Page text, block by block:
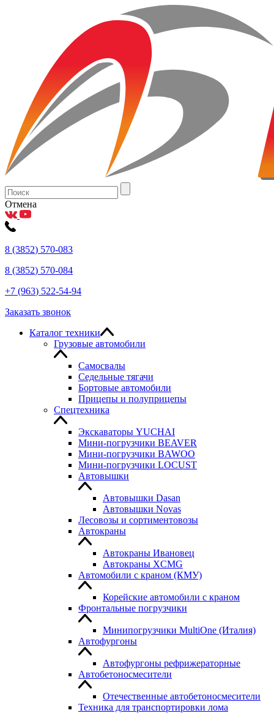
Отмена
8 (3852) 570-083
8 (3852) 570-084
+7 (963) 522-54-94
Заказать звонок
Каталог техники
Грузовые автомобили
Самосвалы
Седельные тягачи
Бортовые автомобили
Прицепы и полуприцепы
Спецтехника
Экскаваторы YUCHAI
Мини-погрузчики BEAVER
Мини-погрузчики BAWOO
Мини-погрузчики LOCUST
Автовышки
Автовышки Dasan
Автовышки Novas
Лесовозы и сортиментовозы
Автокраны
Автокраны Ивановец
Автокраны XCMG
Автомобили с краном (КМУ)
Корейские автомобили с краном
Фронтальные погрузчики
Минипогрузчики MultiOne (Италия)
Автофургоны
Автофургоны рефрижераторные
Автобетоносмесители
Отечественные автобетоносмесители
Техника для транспортировки лома